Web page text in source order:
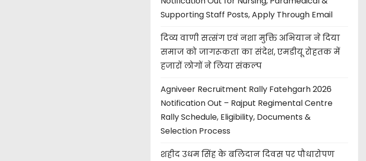
Supporting Staff Posts, Apply Through Email
दिव्य वाणी सत्संग एवं नशा मुक्ति अभियान ने दिया
समाज को जागरूकता का संदेश, एमडीयू रोहतक में
हजारों लोगों ने लिया संकल्प
Agniveer Recruitment Rally Fatehgarh 2026
Notification Out – Rajput Regimental Centre
Rally Schedule, Eligibility, Documents &
Selection Process
शहीद उधम सिंह के बलिदान दिवस पर पौधारोपण